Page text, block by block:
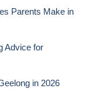
Parents Make in
Advice for
in 2026